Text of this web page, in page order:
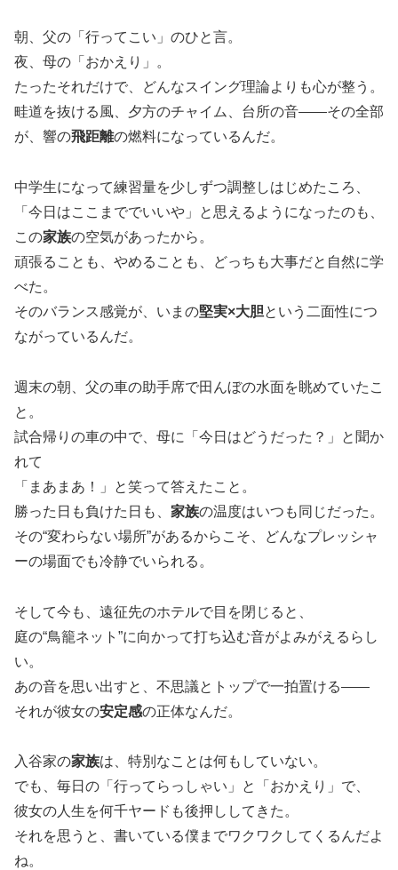
朝、父の「行ってこい」のひと言。
夜、母の「おかえり」。
たったそれだけで、どんなスイング理論よりも心が整う。
畦道を抜ける風、夕方のチャイム、台所の音――その全部
が、響の飛距離の燃料になっているんだ。
中学生になって練習量を少しずつ調整しはじめたころ、
「今日はここまででいいや」と思えるようになったのも、
この家族の空気があったから。
頑張ることも、やめることも、どっちも大事だと自然に学
べた。
そのバランス感覚が、いまの堅実×大胆という二面性につ
ながっているんだ。
週末の朝、父の車の助手席で田んぼの水面を眺めていたこ
と。
試合帰りの車の中で、母に「今日はどうだった？」と聞か
れて
「まあまあ！」と笑って答えたこと。
勝った日も負けた日も、 家族の温度はいつも同じだった。
その“変わらない場所”があるからこそ、どんなプレッシャ
ーの場面でも冷静でいられる。
そして今も、遠征先のホテルで目を閉じると、
庭の“鳥籠ネット”に向かって打ち込む音がよみがえるらし
い。
あの音を思い出すと、不思議とトップで一拍置ける――
それが彼女の安定感の正体なんだ。
入谷家の家族は、特別なことは何もしていない。
でも、毎日の「行ってらっしゃい」と「おかえり」で、
彼女の人生を何千ヤードも後押ししてきた。
それを思うと、書いている僕までワクワクしてくるんだよ
ね。